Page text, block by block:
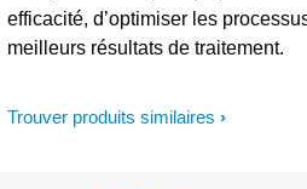
Trouver produits similaires
efficacité, d’optimiser les
meilleurs résultats de traitement.